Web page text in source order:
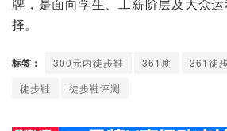
择。
标签： 300元内徒步鞋 361度 361徒
徒步鞋
徒步鞋评测